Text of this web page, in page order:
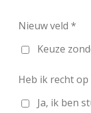
Nieuw veld *
Keuze
Heb ik recht
Ja, ik ben